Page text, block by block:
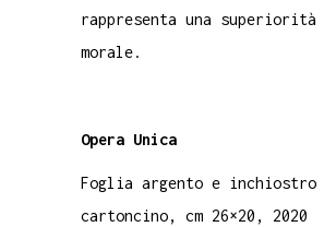
rappresenta una superiorità
morale.
Opera Unica
Foglia argento e inchiostro
cartoncino, cm 26×20, 2020